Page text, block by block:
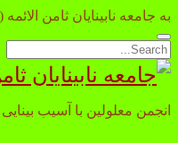
به جامعه نابینایان ثامن
Open
search
bar
Search
جامعه
نابینایان
انجمن معلولین با آسیب بینایی